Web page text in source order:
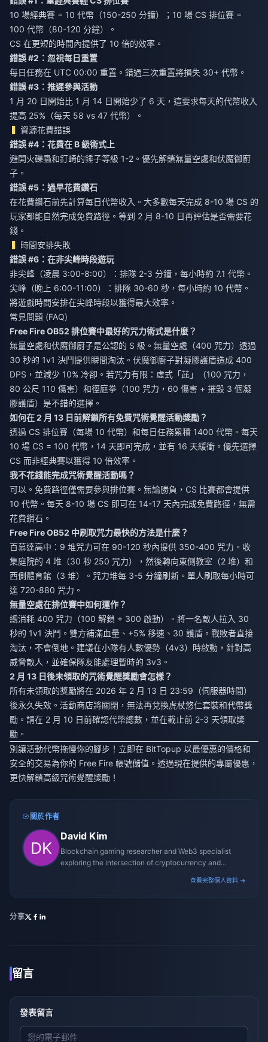
10 場經典賽 = 10 代幣（150-250 分鐘）；10 場 CS 排位賽 =
100 代幣（80-120 分鐘）。
CS 在更短的時間內提供了 10 倍的效率。
錯誤 #2：忽視每日重置
每日任務在 UTC 00:00 重置。錯過三次重置將損失 30+ 代幣。
錯誤 #3：推遲參與活動
1 月 20 日開始比 1 月 14 日開始少了 6 天，這要求每天的代幣收入
提高 25%（每天 58 vs 47 代幣）。
資源花費錯誤
錯誤 #4：花費在 B 級術式上
避開火礫蟲和釘崎的錘子等級 1-2。優先解鎖無量空處和伏魔御廚
子。
錯誤 #5：過早花費鑽石
在花費鑽石前先計算每日代幣收入。大多數每天完成 8-10 場 CS 的
玩家都能自然完成免費路徑。等到 2 月 8-10 日再評估是否需要花
錢。
時間安排失敗
錯誤 #6：在非尖峰時段遊玩
非尖峰（凌晨 3:00-8:00）：排隊 2-3 分鐘，每小時約 7.1 代幣。
尖峰（晚上 6:00-11:00）：排隊 30-60 秒，每小時約 10 代幣。
將遊戲時間安排在尖峰時段以獲得最大效率。
常見問題 (FAQ)
Free Fire OB52 排位賽中最好的咒力術式是什麼？
無量空處和伏魔御廚子是公認的 S 級。無量空處（400 咒力）透過
30 秒的 1v1 決鬥提供瞬間淘汰。伏魔御廚子對凝膠護盾造成 400
DPS，並減少 10% 冷卻。若咒力有限：虛式「茈」（100 咒力，
80 公尺 110 傷害）和徑庭拳（100 咒力，60 傷害 + 摧毀 3 個凝
膠護盾）是不錯的選擇。
如何在 2 月 13 日前解鎖所有免費咒術覺醒活動獎勵？
透過 CS 排位賽（每場 10 代幣）和每日任務累積 1400 代幣。每天
10 場 CS = 100 代幣，14 天即可完成，並有 16 天緩衝。優先選擇
CS 而非經典賽以獲得 10 倍效率。
我不花錢能完成咒術覺醒活動嗎？
可以。免費路徑僅需要參與排位賽。無論勝負，CS 比賽都會提供
10 代幣。每天 8-10 場 CS 即可在 14-17 天內完成免費路徑，無需
花費鑽石。
Free Fire OB52 中刷取咒力最快的方法是什麼？
百慕達高中：9 堆咒力可在 90-120 秒內提供 350-400 咒力。收
集庭院的 4 堆（30 秒 250 咒力），然後轉向東側教室（2 堆）和
西側體育館（3 堆）。咒力堆每 3-5 分鐘刷新。單人刷取每小時可
達 720-880 咒力。
無量空處在排位賽中如何運作？
總消耗 400 咒力（100 解鎖 + 300 啟動）。將一名敵人拉入 30
秒的 1v1 決鬥。雙方補滿血量、+5% 移速、30 護盾。戰敗者直接
淘汰，不會倒地。建議在小隊有人數優勢（4v3）時啟動，針對高
威脅敵人，並確保隊友能處理暫時的 3v3。
2 月 13 日後未領取的咒術覺醒獎勵會怎樣？
所有未領取的獎勵將在 2026 年 2 月 13 日 23:59（伺服器時間）
後永久失效。活動商店將關閉，無法再兌換虎杖悠仁套裝和代幣獎
勵。請在 2 月 10 日前確認代幣總數，並在截止前 2-3 天領取獎
勵。
別讓活動代幣拖慢你的腳步！立即在 BitTopup 以最優惠的價格和
安全的交易為你的 Free Fire 帳號儲值。透過現在提供的專屬優惠，
更快解鎖高級咒術覺醒獎勵！
關於作者
David Kim
Blockchain gaming researcher and Web3 specialist
exploring the intersection of cryptocurrency and
查看完整個人資料 →
分享
留言
發表留言